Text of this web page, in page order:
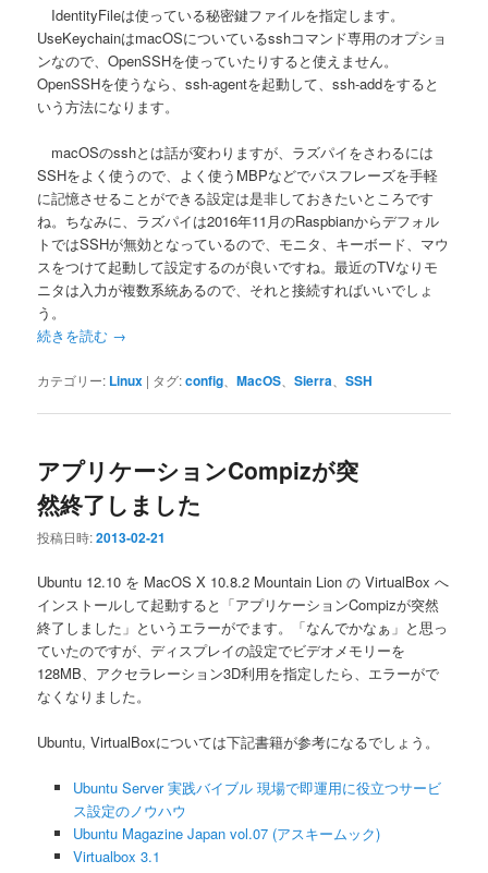
IdentityFileは使っている秘密鍵ファイルを指定します。
UseKeychainはmacOSについているsshコマンド専用のオプショ
ンなので、OpenSSHを使っていたりすると使えません。
OpenSSHを使うなら、ssh-agentを起動して、ssh-addをすると
いう方法になります。
macOSのsshとは話が変わりますが、ラズパイをさわるには
SSHをよく使うので、よく使うMBPなどでパスフレーズを手軽
に記憶させることができる設定は是非しておきたいところです
ね。ちなみに、ラズパイは2016年11月のRaspbianからデフォル
トではSSHが無効となっているので、モニタ、キーボード、マウ
スをつけて起動して設定するのが良いですね。最近のTVなりモ
ニタは入力が複数系統あるので、それと接続すればいいでしょ
う。
続きを読む →
カテゴリー: Linux | タグ:config 、MacOS 、Sierra 、SSH
アプリケーションCompizが突
然終了しました
投稿日時:2013-02-21
Ubuntu 12.10 を MacOS X 10.8.2 Mountain Lion の VirtualBox へ
インストールして起動すると「アプリケーションCompizが突然
終了しました」というエラーがでます。「なんでかなぁ」と思っ
ていたのですが、ディスプレイの設定でビデオメモリーを
128MB、アクセラレーション3D利用を指定したら、エラーがで
なくなりました。
Ubuntu, VirtualBoxについては下記書籍が参考になるでしょう。
Ubuntu Server 実践バイブル 現場で即運用に役立つサービ
ス設定のノウハウ
Ubuntu Magazine Japan vol.07 (アスキームック)
Virtualbox 3.1